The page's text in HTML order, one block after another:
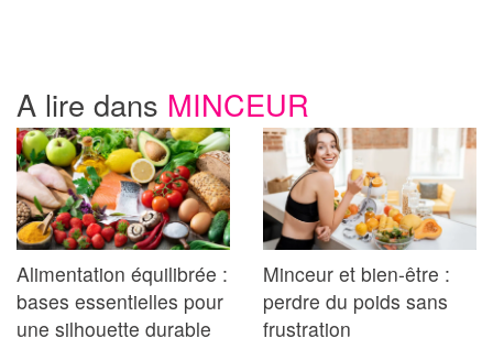
A lire dans MINCEUR
Alimentation équilibrée :
bases essentielles pour
une silhouette durable
Minceur et bien-être :
perdre du poids sans
frustration